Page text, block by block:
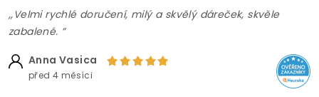
,,Velmi rychlé doručení, milý a skvělý dáreček, skvěle
zabalené. ”
Anna Vasica
před 4 měsíci